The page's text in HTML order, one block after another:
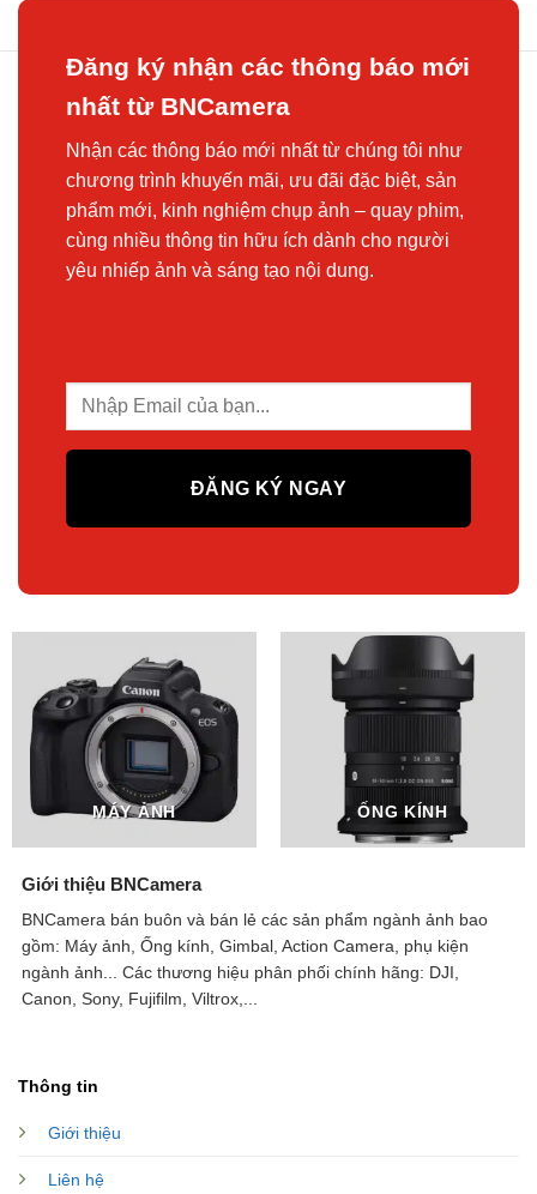
Đăng ký nhận các thông báo mới
nhất từ BNCamera
Nhận các thông báo mới nhất từ chúng tôi như
chương trình khuyến mãi, ưu đãi đặc biệt, sản
phẩm mới, kinh nghiệm chụp ảnh – quay phim,
cùng nhiều thông tin hữu ích dành cho người
yêu nhiếp ảnh và sáng tạo nội dung.
MÁY ẢNH ỐNG KÍNH
Giới thiệu BNCamera
BNCamera bán buôn và bán lẻ các sản phẩm ngành ảnh bao
gồm: Máy ảnh, Ống kính, Gimbal, Action Camera, phụ kiện
ngành ảnh...
Các thương hiệu phân phối chính hãng: DJI,
Canon, Sony, Fujifilm, Viltrox,...
Thông tin
Giới thiệu
Liên hệ